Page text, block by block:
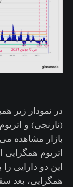
(نارنجی) و
بازار مشاهده
اتریوم همگرایی
این دو دارایی